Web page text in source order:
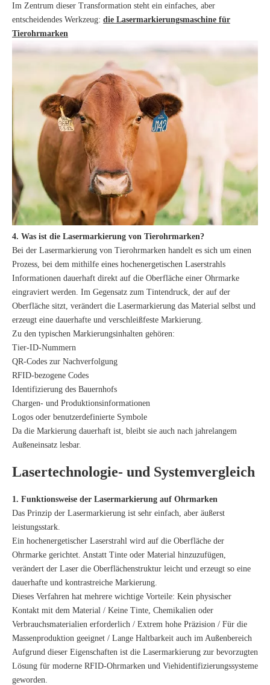
Im Zentrum dieser Transformation steht ein einfaches, aber
entscheidendes Werkzeug: die Lasermarkierungsmaschine für
Tierohrmarken
4. Was ist die Lasermarkierung von Tierohrmarken?
Bei der Lasermarkierung von Tierohrmarken handelt es sich um einen
Prozess, bei dem mithilfe eines hochenergetischen Laserstrahls
Informationen dauerhaft direkt auf die Oberfläche einer Ohrmarke
eingraviert werden. Im Gegensatz zum Tintendruck, der auf der
Oberfläche sitzt, verändert die Lasermarkierung das Material selbst und
erzeugt eine dauerhafte und verschleißfeste Markierung.
Zu den typischen Markierungsinhalten gehören:
Tier-ID-Nummern
QR-Codes zur Nachverfolgung
RFID-bezogene Codes
Identifizierung des Bauernhofs
Chargen- und Produktionsinformationen
Logos oder benutzerdefinierte Symbole
Da die Markierung dauerhaft ist, bleibt sie auch nach jahrelangem
Außeneinsatz lesbar.
Lasertechnologie- und Systemvergleich
1. Funktionsweise der Lasermarkierung auf Ohrmarken
Das Prinzip der Lasermarkierung ist sehr einfach, aber äußerst
leistungsstark.
Ein hochenergetischer Laserstrahl wird auf die Oberfläche der
Ohrmarke gerichtet. Anstatt Tinte oder Material hinzuzufügen,
verändert der Laser die Oberflächenstruktur leicht und erzeugt so eine
dauerhafte und kontrastreiche Markierung.
Dieses Verfahren hat mehrere wichtige Vorteile: Kein physischer
Kontakt mit dem Material / Keine Tinte, Chemikalien oder
Verbrauchsmaterialien erforderlich / Extrem hohe Präzision / Für die
Massenproduktion geeignet / Lange Haltbarkeit auch im Außenbereich
Aufgrund dieser Eigenschaften ist die Lasermarkierung zur bevorzugten
Lösung für moderne RFID-Ohrmarken und Viehidentifizierungssysteme
geworden.